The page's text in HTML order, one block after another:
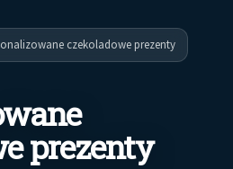
czekoladowe prezenty
prezenty